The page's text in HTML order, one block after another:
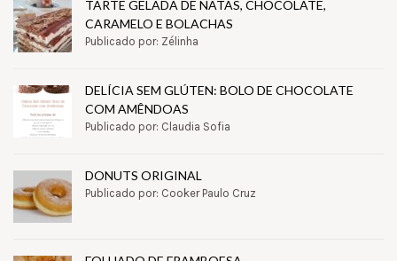
TARTE GELADA DE NATAS, CHOCOLATE,
CARAMELO E BOLACHAS
Publicado por: Zélinha
DELÍCIA SEM GLÚTEN: BOLO DE CHOCOLATE
COM AMÊNDOAS
Publicado por: Claudia Sofia
DONUTS ORIGINAL
Publicado por: Cooker Paulo Cruz